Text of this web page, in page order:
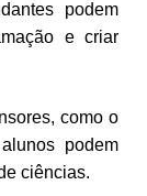
podem
e criar
como o
podem
ciências.